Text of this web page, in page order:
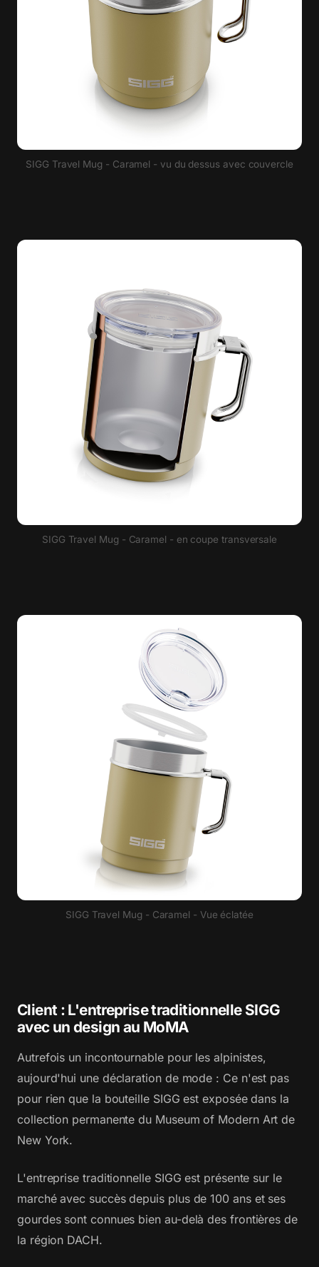
SIGG Travel Mug - Caramel - vu du dessus avec couvercle
SIGG Travel Mug - Caramel - en coupe transversale
SIGG Travel Mug - Caramel - Vue éclatée
Client : L'entreprise traditionnelle SIGG
avec un design au MoMA
Autrefois un incontournable pour les alpinistes,
aujourd'hui une déclaration de mode : Ce n'est pas
pour rien que la bouteille SIGG est exposée dans la
collection permanente du Museum of Modern Art de
New York.
L'entreprise traditionnelle SIGG est présente sur le
marché avec succès depuis plus de 100 ans et ses
gourdes sont connues bien au-delà des frontières de
la région DACH.